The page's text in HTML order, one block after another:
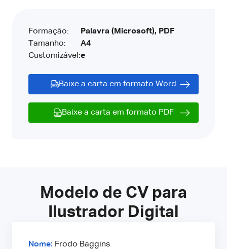
Formação:
Tamanho:
Customizável:
Palavra (Microsoft), PDF
A4
e
Baixe a carta em formato Word
Baixe a carta em formato PDF
Modelo de CV para
Ilustrador Digital
Nome: Frodo Baggins